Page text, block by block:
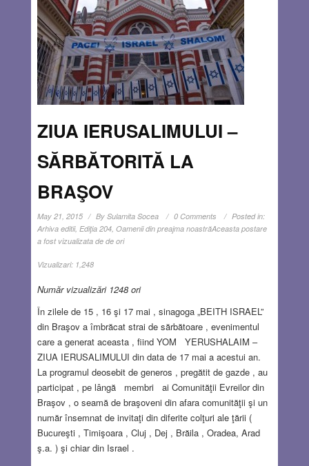
ZIUA IERUSALIMULUI –
SĂRBĂTORITĂ LA
BRAŞOV
May 21, 2015 By Sulamita Socea 0 Comments
Posted in:
Arhiva editii, Ediţia 204, Oamenii din preajma noastrăAceasta postare
a fost vizualizata de de ori
Vizualizari: 1,248
Număr vizualizări 1248 ori
În zilele de 15 , 16 şi 17 mai , sinagoga „BEITH ISRAEL”
din Braşov a îmbrăcat strai de sărbătoare , evenimentul
care a generat aceasta , fiind YOM YERUSHALAIM –
ZIUA IERUSALIMULUI din data de 17 mai a acestui an.
La programul deosebit de generos , pregătit de gazde , au
participat , pe lângă membri ai Comunităţii Evreilor din
Braşov , o seamă de braşoveni din afara comunităţii şi un
număr însemnat de invitaţi din diferite colţuri ale ţării (
Bucureşti , Timişoara , Cluj , Dej , Brăila , Oradea, Arad
ş.a. ) şi chiar din Israel .